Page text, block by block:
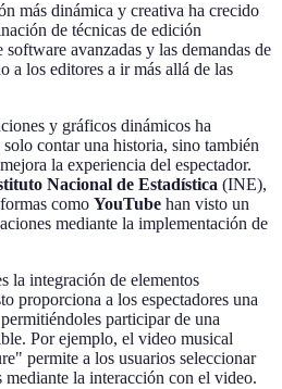
más dinámica y creativa ha crecido
de técnicas de edición
avanzadas y las demandas de
a los editores a ir más allá de las
y gráficos dinámicos ha
contar una historia, sino también
la experiencia del espectador.
Nacional de Estadística (INE),
como YouTube han visto un
mediante la implementación de
la integración de elementos
proporciona a los espectadores una
participar de una
Por ejemplo, el video musical
permite a los usuarios seleccionar
la interacción con el video.